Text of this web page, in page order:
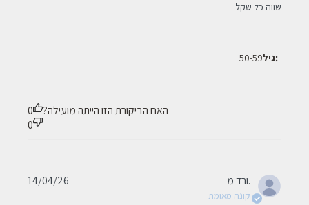
שווה כל שקל
גיל: 50-59
האם הביקורת הזו הייתה מועילה?
0
0
ורד מ.
קונה מאומת
Published
14/04/26